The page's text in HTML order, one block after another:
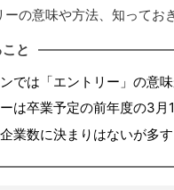
の意味や方法、知ってお
と
では「エントリー」の意
は卒業予定の前年度の3月
業数に決まりはないが多